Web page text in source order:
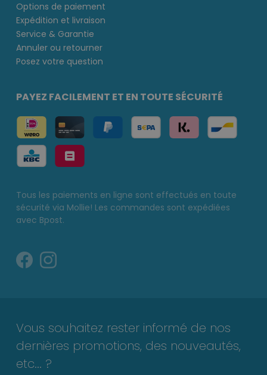
Options de paiement
Expédition et livraison
Service & Garantie
Annuler ou retourner
Posez votre question
PAYEZ FACILEMENT ET EN TOUTE SÉCURITÉ
Tous les paiements en ligne sont effectués en toute
sécurité via Mollie! Les commandes sont expédiées
avec Bpost.
Vous souhaitez rester informé de nos
dernières promotions, des nouveautés,
etc... ?